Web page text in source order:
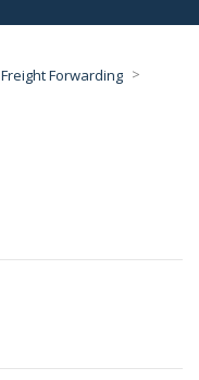
Freight Forwarding >